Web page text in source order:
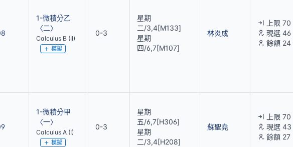
1-微積分乙
〈二〉
Calculus B (II)
模擬
0-3
星期
二/3,4[M133]
星期
四/6,7[M107]
林炎成
上限 70
現選 46
餘額 24
1-微積分甲
〈一〉
Calculus A (I)
模擬
0-3
星期
五/6,7[H306]
星期
二/3,4[H208]
蘇聖堯
上限 70
現選 43
餘額 27